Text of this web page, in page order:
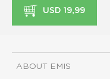
USD 19,99
ABOUT EMIS